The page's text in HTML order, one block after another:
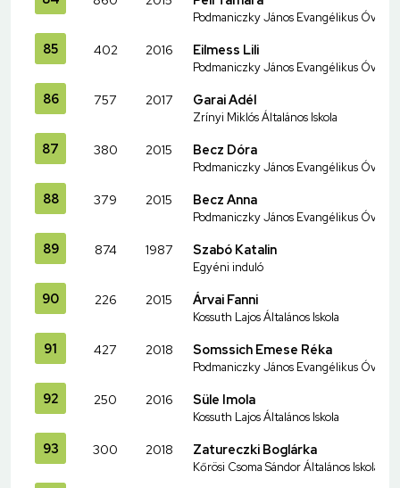
Podmaniczky János Evangélikus Óvoda
85 402 2016 Eilmess Lili
Podmaniczky János Evangélikus Óvoda
86 757 2017 Garai Adél
Zrínyi Miklós Általános Iskola
87 380 2015 Becz Dóra
Podmaniczky János Evangélikus Óvoda
88 379 2015 Becz Anna
Podmaniczky János Evangélikus Óvoda
89 874 1987 Szabó Katalin
Egyéni induló
90 226 2015 Árvai Fanni
Kossuth Lajos Általános Iskola
91 427 2018 Somssich Emese Réka
Podmaniczky János Evangélikus Óvoda
92 250 2016 Süle Imola
Kossuth Lajos Általános Iskola
93 300 2018 Zatureczki Boglárka
Kőrösi Csoma Sándor Általános Iskola